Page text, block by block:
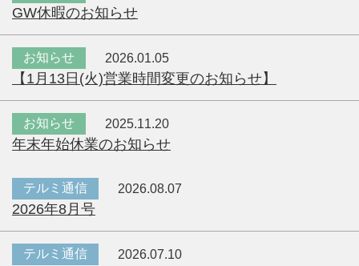
GW休暇のお知らせ
お知らせ 2026.01.05
【1月13日(火)営業時間変更のお知らせ】
お知らせ 2025.11.20
年末年始休業のお知らせ
テルミ通信 2026.08.07
2026年8月号
テルミ通信 2026.07.10